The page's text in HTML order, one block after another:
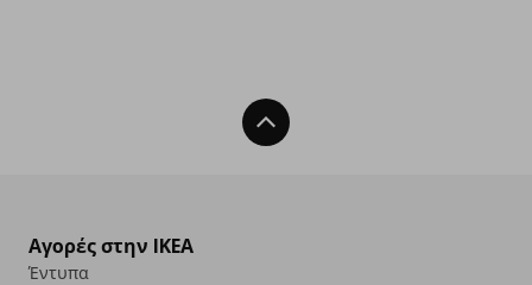
Back To Top
Αγορές στην IKEA
Έντυπα